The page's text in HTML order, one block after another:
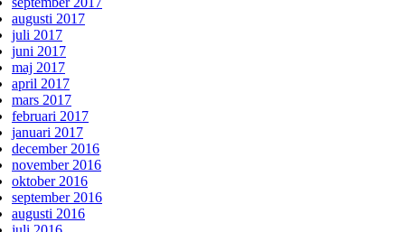
augusti 2017
juli 2017
juni 2017
maj 2017
april 2017
mars 2017
februari 2017
januari 2017
december 2016
november 2016
oktober 2016
september 2016
augusti 2016